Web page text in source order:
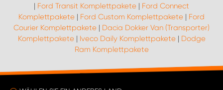
| Ford Transit Komplettpakete | Ford Connect
Komplettpakete | Ford Custom Komplettpakete | Ford
Courier Komplettpakete | Dacia Dokker Van (Transporter)
Komplettpakete| Iveco Daily Komplettpakete| Dodge
Ram Komplettpakete